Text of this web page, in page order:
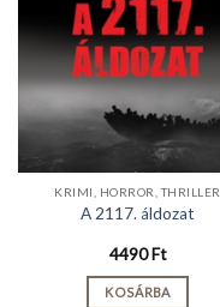
KRIMI, HORROR, THRILLER
A 2117. áldozat
4490Ft
KOSÁRBA